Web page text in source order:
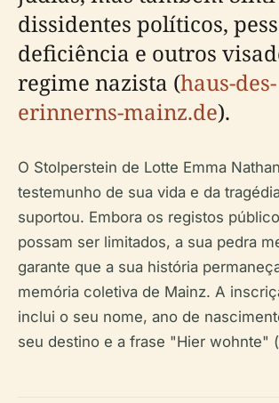
dissidentes políticos,
deficiência e outros
regime nazista (haus-des-
erinnerns-mainz.de).
O Stolperstein de Lotte Emma
testemunho de sua vida e da
suportou. Embora os registos
possam ser limitados, a sua pedra
garante que a sua história
memória coletiva de Mainz. A
inclui o seu nome, ano de
seu destino e a frase "Hier wohnte"